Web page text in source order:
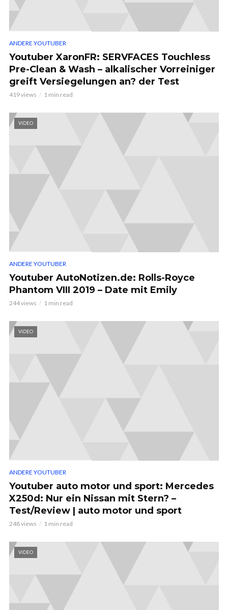
ANDERE YOUTUBER
Youtuber XaronFR: SERVFACES Touchless
Pre-Clean & Wash – alkalischer Vorreiniger
greift Versiegelungen an? der Test
419 views 1 min read
VIDEO
ANDERE YOUTUBER
Youtuber AutoNotizen.de: Rolls-Royce
Phantom VIII 2019 – Date mit Emily
244 views 1 min read
VIDEO
ANDERE YOUTUBER
Youtuber auto motor und sport: Mercedes
X250d: Nur ein Nissan mit Stern? –
Test/Review | auto motor und sport
248 views 1 min read
VIDEO